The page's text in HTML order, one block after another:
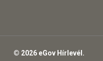
© 2026 eGov Hírlevél.